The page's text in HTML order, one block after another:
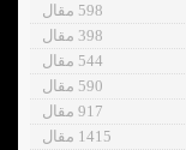
598 مقال
398 مقال
544 مقال
590 مقال
917 مقال
1415 مقال